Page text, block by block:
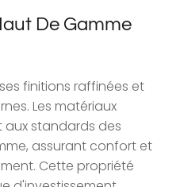
De Gamme
finitions raffinées et
Les matériaux
standards des
assurant confort et
Cette propriété